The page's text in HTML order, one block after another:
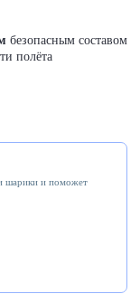
безопасным составом
полёта
шарики и поможет